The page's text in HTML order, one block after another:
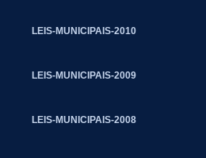
LEIS-MUNICIPAIS-2010
LEIS-MUNICIPAIS-2009
LEIS-MUNICIPAIS-2008